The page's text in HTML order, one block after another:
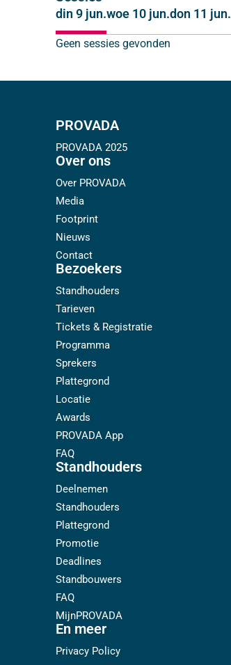
din 9 jun.woe 10 jun.don 11 jun.
Geen sessies gevonden
PROVADA
PROVADA 2025
Over ons
Over PROVADA
Media
Footprint
Nieuws
Contact
Bezoekers
Standhouders
Tarieven
Tickets & Registratie
Programma
Sprekers
Plattegrond
Locatie
Awards
PROVADA App
FAQ
Standhouders
Deelnemen
Standhouders
Plattegrond
Promotie
Deadlines
Standbouwers
FAQ
MijnPROVADA
En meer
Privacy Policy